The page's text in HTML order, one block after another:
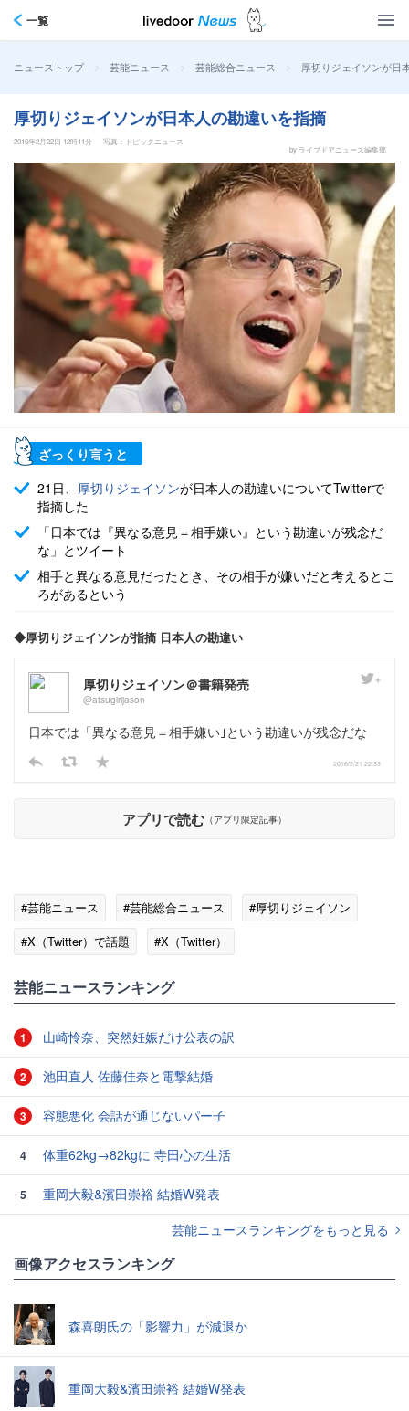
一覧
ニューストップ > 芸能ニュース > 芸能総合ニュース > 厚切りジェイソンが日
厚切りジェイソンが日本人の勘違いを指摘
2016年2月22日 12時11分
写真：トピックニュース
by ライブドアニュース編集部
ざっくり言うと
21日、 厚切りジェイソンが日本人の勘違いについてTwitterで
指摘した
「日本では『異なる意見＝相手嫌い』という勘違いが残念だ
な」とツイート
相手と異なる意見だったとき、その相手が嫌いだと考えるとこ
ろがあるという
◆厚切りジェイソンが指摘 日本人の勘違い
厚切りジェイソン＠書籍発売
@atsugirijason
日本では「異なる意見＝相手嫌い｣という勘違いが残念だな
2016/2/21 22:33
アプリで読む （アプリ限定記事）
#芸能ニュース #芸能総合ニュース
#厚切りジェイソン
#X（Twitter）で話題
#X（Twitter）
芸能ニュースランキング
1 山崎怜奈、突然妊娠だけ公表の訳
2 池田直人 佐藤佳奈と電撃結婚
3 容態悪化 会話が通じないパー子
4 体重62kg→82kgに 寺田心の生活
5
重岡大毅&濱田崇裕 結婚W発表
芸能ニュースランキングをもっと見る
画像アクセスランキング
森喜朗氏の「影響力」が減退か
重岡大毅&濱田崇裕 結婚W発表